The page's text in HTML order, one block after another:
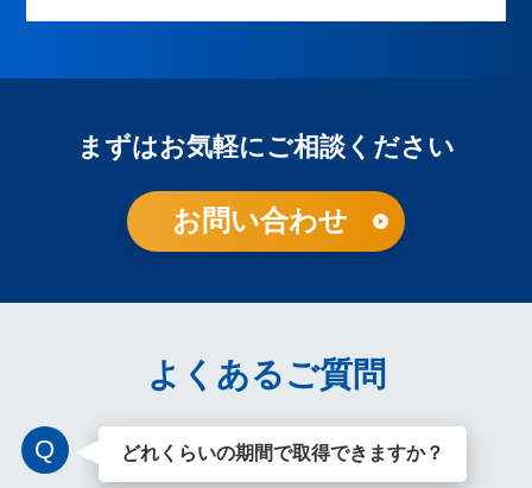
まずはお気軽にご相談ください
お問い合わせ
よくあるご質問
Q どれくらいの期間で取得できますか？